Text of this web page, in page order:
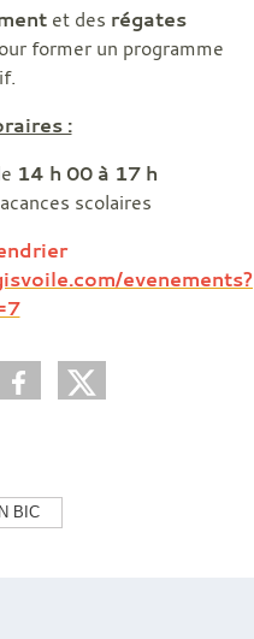
et des régates
former un programme
:
14 h 00 à 17 h
scolaires
evenements?
BIC